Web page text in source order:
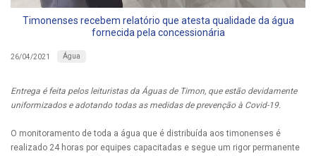
Timonenses recebem relatório que atesta qualidade da água
fornecida pela concessionária
26/04/2021 Água
Entrega é feita pelos leituristas da Águas de Timon, que estão devidamente
uniformizados e adotando todas as medidas de prevenção à Covid-19.
O monitoramento de toda a água que é distribuída aos timonenses é
realizado 24 horas por equipes capacitadas e segue um rigor permanente